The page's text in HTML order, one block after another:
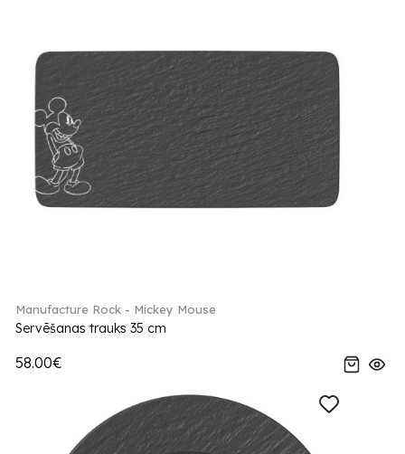
Manufacture Rock - Mickey Mouse
Servēšanas trauks 35 cm
58.00€